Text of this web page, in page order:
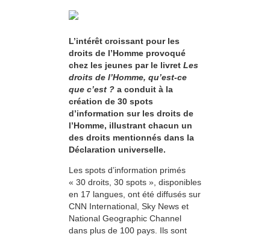
L’intérêt croissant pour les
droits de l’Homme provoqué
chez les jeunes par le livret Les
droits de l’Homme, qu’est-ce
que c’est ? a conduit à la
création de 30 spots
d’information sur les droits de
l’Homme, illustrant chacun un
des droits mentionnés dans la
Déclaration universelle.
Les spots d’information primés
« 30 droits, 30 spots », disponibles
en 17 langues, ont été diffusés sur
CNN International, Sky News et
National Geographic Channel
dans plus de 100 pays. Ils sont